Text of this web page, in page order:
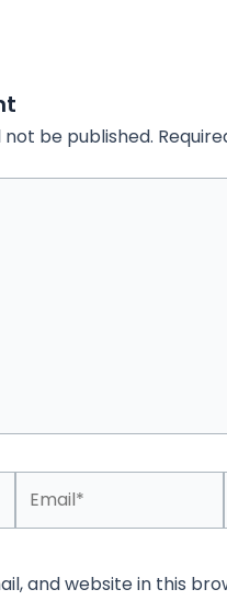
not be published.
and website in this